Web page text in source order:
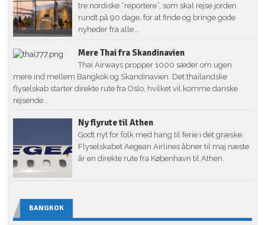
tre nordiske ”reportere”, som skal rejse jorden
rundt på 90 dage, for at finde og bringe gode
nyheder fra alle...
Mere Thai fra Skandinavien
Thai Airways propper 1000 sæder om ugen
mere ind mellem Bangkok og Skandinavien. Det thailandske
flyselskab starter direkte rute fra Oslo, hvilket vil komme danske
rejsende...
Ny flyrute til Athen
Godt nyt for folk med hang til ferie i det græske:
Flyselskabet Aegean Airlines åbner til maj næste
år en direkte rute fra København til Athen.
BANGKOK